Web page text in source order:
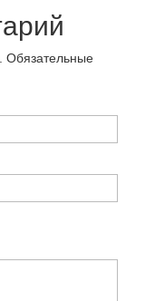
Обязательные